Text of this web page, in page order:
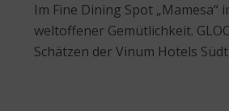
Im Fine Dining Spot
weltoffener Gemütlichkeit.
Schätzen der Vinum Hotels